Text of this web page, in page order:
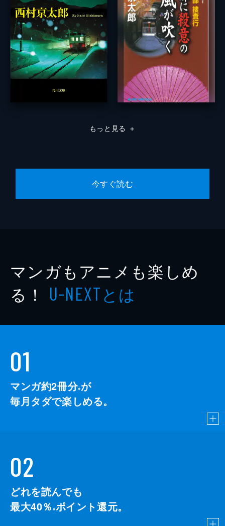
もっと見る ＋
今すぐ読む
マンガもアニメも楽しめ
る！ U-NEXTとは
01
マンガ約2冊分※が
毎月タダで楽しめる。
02
どれを読んでも
最大40％ ※ポイント還元。